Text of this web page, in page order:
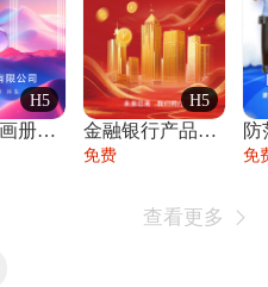
H5
企业宣传画册公司简介产品介绍业务宣传手册
H5
金融银行产品宣传手册企业宣传产品介绍
免费
防
免
查看更多 